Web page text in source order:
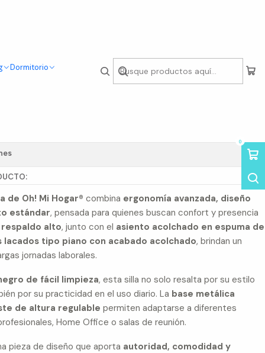
Dormitorio
0
Ejecutiva de
de Oh! Mi Hogar® combina ergonomía avanzada, diseño
estándar, pensada para quienes buscan confort y presencia
respaldo alto, junto con el asiento acolchado en espuma de
lacados tipo piano con acabado acolchado, brindan un
jornadas laborales.
de fácil limpieza, esta silla no solo resalta por su estilo
por su practicidad en el uso diario. La base metálica
de altura regulablepermiten adaptarse a diferentes
Home Office o salas de reunión.
pieza de diseño que aporta autoridad, comodidad y